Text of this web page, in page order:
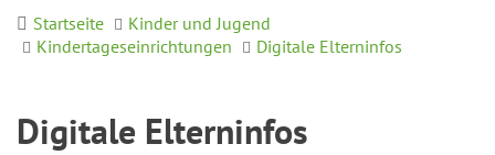
Startseite
Kinder und Jugend
Kindertageseinrichtungen
Digitale Elterninfos
Digitale Elterninfos